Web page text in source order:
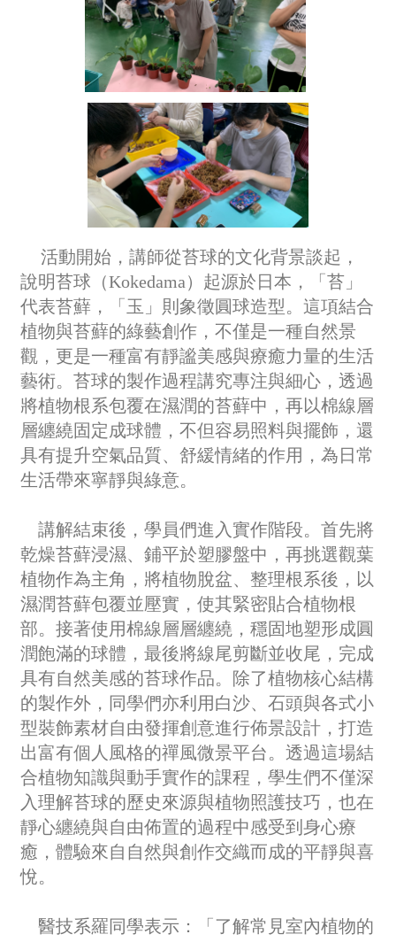
活動開始，講師從苔球的文化背景談起，
說明苔球（Kokedama）起源於日本，「苔」
代表苔蘚，「玉」則象徵圓球造型。這項結合
植物與苔蘚的綠藝創作，不僅是一種自然景
觀，更是一種富有靜謐美感與療癒力量的生活
藝術。苔球的製作過程講究專注與細心，透過
將植物根系包覆在濕潤的苔蘚中，再以棉線層
層纏繞固定成球體，不但容易照料與擺飾，還
具有提升空氣品質、舒緩情緒的作用，為日常
生活帶來寧靜與綠意。
講解結束後，學員們進入實作階段。首先將
乾燥苔蘚浸濕、鋪平於塑膠盤中，再挑選觀葉
植物作為主角，將植物脫盆、整理根系後，以
濕潤苔蘚包覆並壓實，使其緊密貼合植物根
部。接著使用棉線層層纏繞，穩固地塑形成圓
潤飽滿的球體，最後將線尾剪斷並收尾，完成
具有自然美感的苔球作品。除了植物核心結構
的製作外，同學們亦利用白沙、石頭與各式小
型裝飾素材自由發揮創意進行佈景設計，打造
出富有個人風格的禪風微景平台。透過這場結
合植物知識與動手實作的課程，學生們不僅深
入理解苔球的歷史來源與植物照護技巧，也在
靜心纏繞與自由佈置的過程中感受到身心療
癒，體驗來自自然與創作交織而成的平靜與喜
悅。
醫技系羅同學表示：「了解常見室內植物的